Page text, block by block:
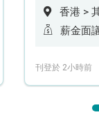
香港 >
薪金面
刊登於 2小時前